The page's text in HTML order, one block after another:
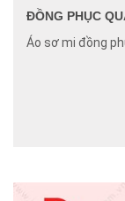
ĐỒNG PHỤC
Áo sơ mi đồng